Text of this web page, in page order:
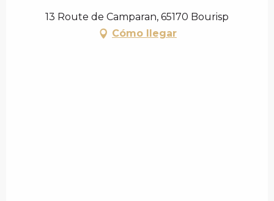
13 Route de Camparan, 65170 Bourisp
Cómo llegar